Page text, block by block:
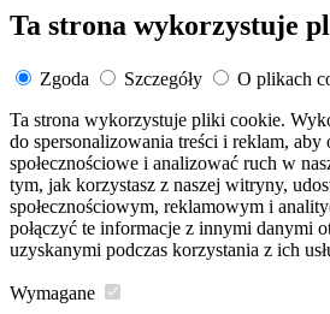
Ta strona wykorzystuje
Zgoda Szczegóły
O plikach
Ta strona wykorzystuje pliki cookie.
do spersonalizowania treści i reklam,
społecznościowe i analizować ruch w
tym, jak korzystasz z naszej witryny,
społecznościowym, reklamowym i
połączyć te informacje z innymi danymi
uzyskanymi podczas korzystania z ich
Wymagane